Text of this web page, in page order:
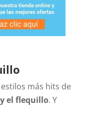
más hits de
el flequillo. Y